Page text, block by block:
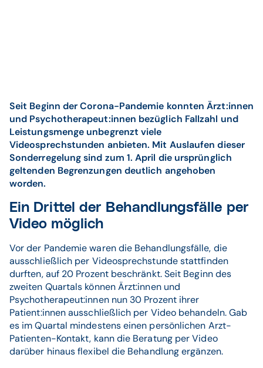
Seit Beginn der Corona-Pandemie konnten Ärzt:innen
und Psychotherapeut:innen bezüglich Fallzahl und
Leistungsmenge unbegrenzt viele
Videosprechstunden anbieten. Mit Auslaufen dieser
Sonderregelung sind zum 1. April die ursprünglich
geltenden Begrenzungen deutlich angehoben
worden.
Ein Drittel der Behandlungsfälle per
Video möglich
Vor der Pandemie waren die Behandlungsfälle, die
ausschließlich per Videosprechstunde stattfinden
durften, auf 20 Prozent beschränkt. Seit Beginn des
zweiten Quartals können Ärzt:innen und
Psychotherapeut:innen nun 30 Prozent ihrer
Patient:innen ausschließlich per Video behandeln. Gab
es im Quartal mindestens einen persönlichen Arzt-
Patienten-Kontakt, kann die Beratung per Video
darüber hinaus flexibel die Behandlung ergänzen.